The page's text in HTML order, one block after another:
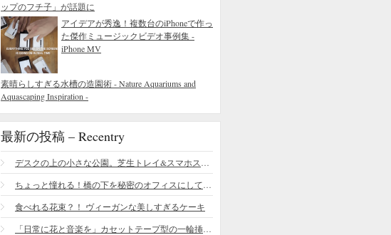
ップのフチ子」が話題に
アイデアが秀逸！複数台のiPhoneで作っ
た傑作ミュージックビデオ事例集 -
iPhone MV
素晴らしすぎる水槽の造園術 - Nature Aquariums and
Aquascaping Inspiration -
最新の投稿 – Recentry
食べれる花束？！ ヴィーガンな美しすぎるケーキ